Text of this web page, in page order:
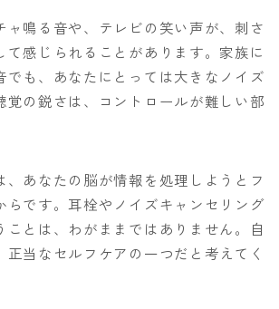
ャ鳴る音や、テレビの笑い声が、刺さ
て感じられることがあります。家族に
でも、あなたにとっては大きなノイズ
覚の鋭さは、コントロールが難しい部
、あなたの脳が情報を処理しようとフ
らです。耳栓やノイズキャンセリング
ことは、わがままではありません。自
当なセルフケアの一つだと考えてく